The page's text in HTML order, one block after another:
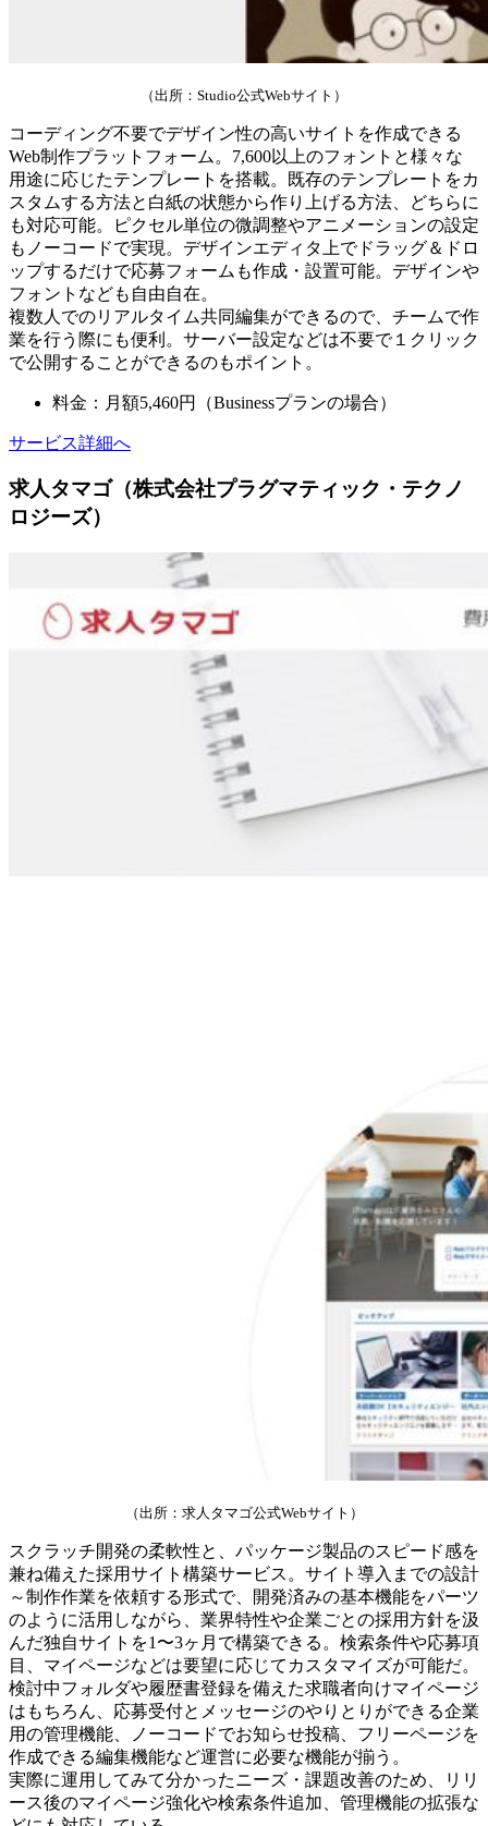
（出所：Studio公式Webサイト）
コーディング不要でデザイン性の高いサイトを作成できる
Web制作プラットフォーム。7,600以上のフォントと様々な
用途に応じたテンプレートを搭載。既存のテンプレートをカ
スタムする方法と白紙の状態から作り上げる方法、どちらに
も対応可能。ピクセル単位の微調整やアニメーションの設定
もノーコードで実現。デザインエディタ上でドラッグ＆ドロ
ップするだけで応募フォームも作成・設置可能。デザインや
フォントなども自由自在。
複数人でのリアルタイム共同編集ができるので、チームで作
業を行う際にも便利。サーバー設定などは不要で１クリック
で公開することができるのもポイント。
料金：月額5,460円（Businessプランの場合）
サービス詳細へ
求人タマゴ（株式会社プラグマティック・テクノ
ロジーズ）
（出所：求人タマゴ公式Webサイト）
スクラッチ開発の柔軟性と、パッケージ製品のスピード感を
兼ね備えた採用サイト構築サービス。サイト導入までの設計
～制作作業を依頼する形式で、開発済みの基本機能をパーツ
のように活用しながら、業界特性や企業ごとの採用方針を汲
んだ独自サイトを1〜3ヶ月で構築できる。検索条件や応募項
目、マイページなどは要望に応じてカスタマイズが可能だ。
検討中フォルダや履歴書登録を備えた求職者向けマイページ
はもちろん、応募受付とメッセージのやりとりができる企業
用の管理機能、ノーコードでお知らせ投稿、フリーページを
作成できる編集機能など運営に必要な機能が揃う。
実際に運用してみて分かったニーズ・課題改善のため、リリ
ース後のマイページ強化や検索条件追加、管理機能の拡張な